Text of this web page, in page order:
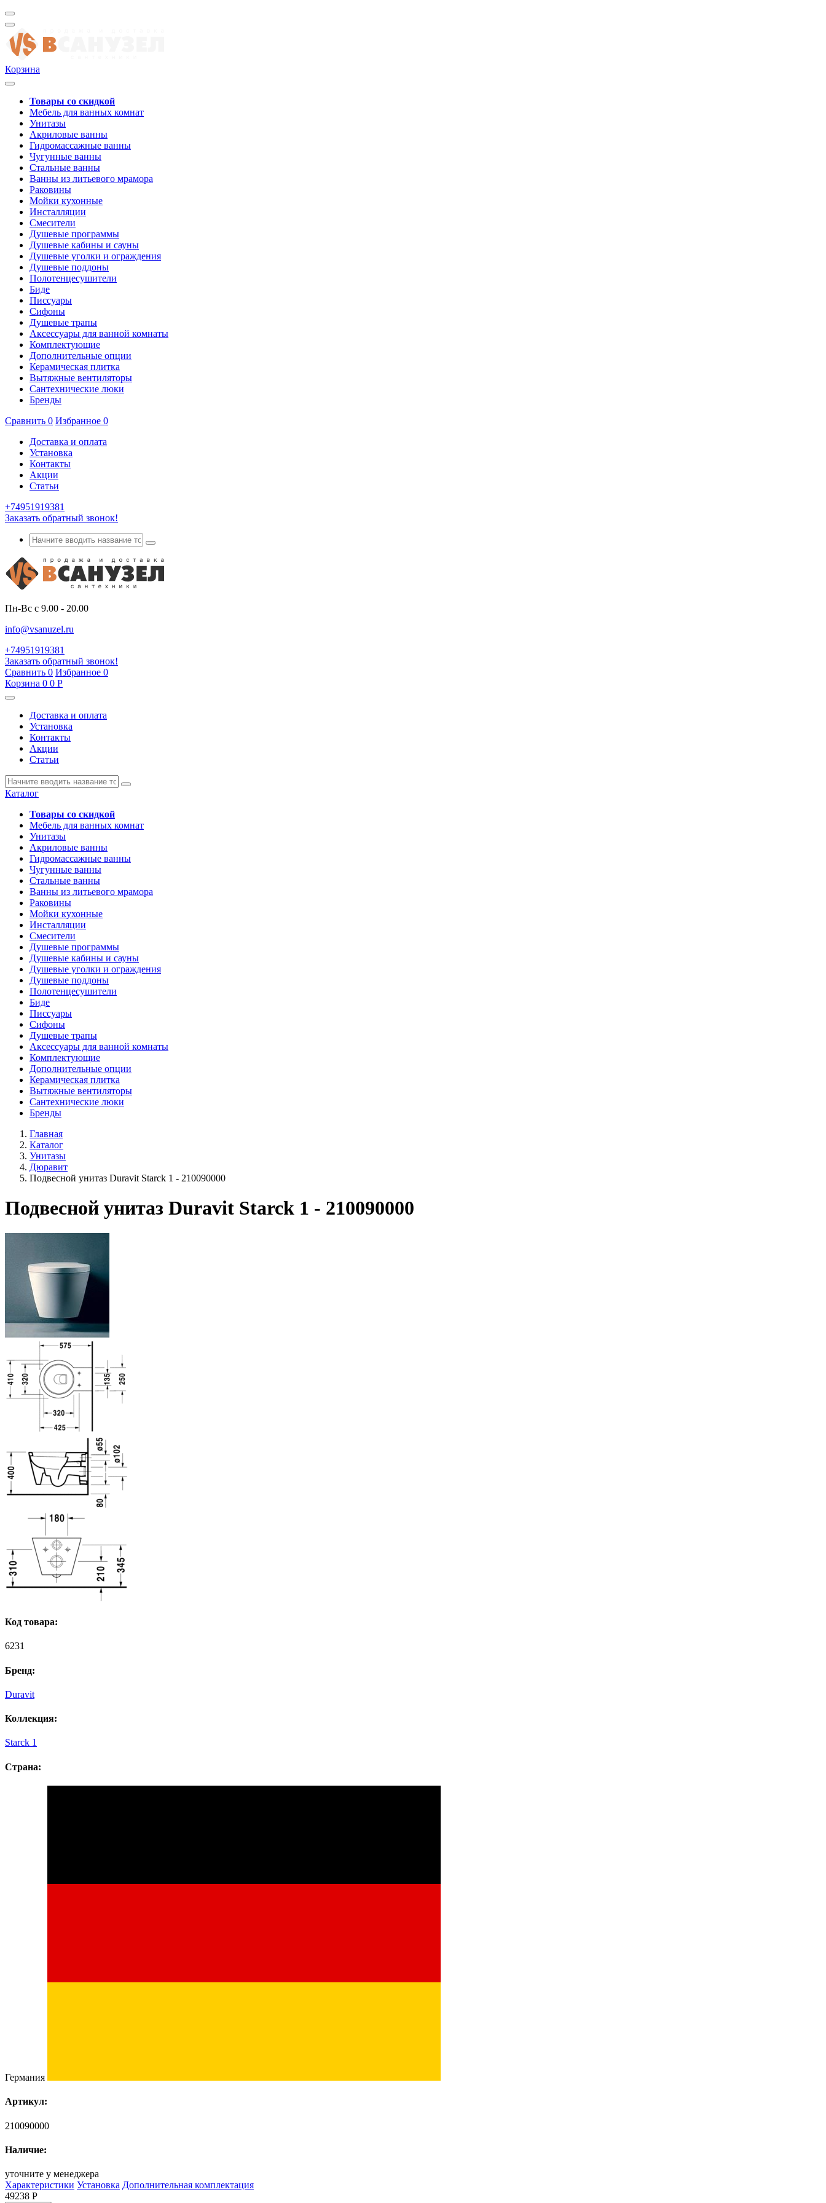
Корзина
Товары со скидкой
Мебель для ванных комнат
Унитазы
Акриловые ванны
Гидромассажные ванны
Чугунные ванны
Стальные ванны
Ванны из литьевого мрамора
Раковины
Мойки кухонные
Инсталляции
Смесители
Душевые программы
Душевые кабины и сауны
Душевые уголки и ограждения
Душевые поддоны
Полотенцесушители
Биде
Писсуары
Сифоны
Душевые трапы
Аксессуары для ванной комнаты
Комплектующие
Дополнительные опции
Керамическая плитка
Вытяжные вентиляторы
Сантехнические люки
Бренды
Сравнить 0 Избранное 0
Доставка и оплата
Установка
Контакты
Акции
Статьи
+74951919381
Заказать обратный звонок!
Пн-Вс с 9.00 - 20.00
info@vsanuzel.ru
+74951919381
Заказать обратный звонок!
Сравнить 0 Избранное 0
Корзина 0 0 Р
Доставка и оплата
Установка
Контакты
Акции
Статьи
Каталог
Товары со скидкой
Мебель для ванных комнат
Унитазы
Акриловые ванны
Гидромассажные ванны
Чугунные ванны
Стальные ванны
Ванны из литьевого мрамора
Раковины
Мойки кухонные
Инсталляции
Смесители
Душевые программы
Душевые кабины и сауны
Душевые уголки и ограждения
Душевые поддоны
Полотенцесушители
Биде
Писсуары
Сифоны
Душевые трапы
Аксессуары для ванной комнаты
Комплектующие
Дополнительные опции
Керамическая плитка
Вытяжные вентиляторы
Сантехнические люки
Бренды
Главная
Каталог
Унитазы
Дюравит
Подвесной унитаз Duravit Starck 1 - 210090000
Подвесной унитаз Duravit Starck 1 - 210090000
Код товара:
6231
Бренд:
Duravit
Коллекция:
Starck 1
Страна:
Германия
Артикул:
210090000
Наличие:
уточните у менеджера
Характеристики Установка Дополнительная комплектация
49238 Р